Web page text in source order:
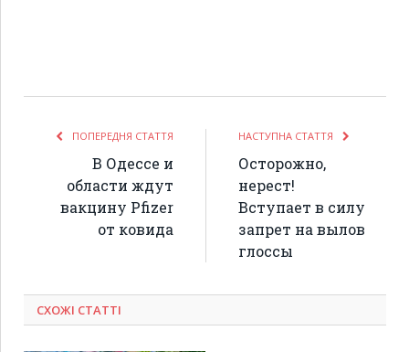
ПОПЕРЕДНЯ СТАТТЯ
В Одессе и
области ждут
вакцину Pfizer
от ковида
НАСТУПНА СТАТТЯ
Осторожно,
нерест!
Вступает в силу
запрет на вылов
глоссы
СХОЖІ СТАТТІ